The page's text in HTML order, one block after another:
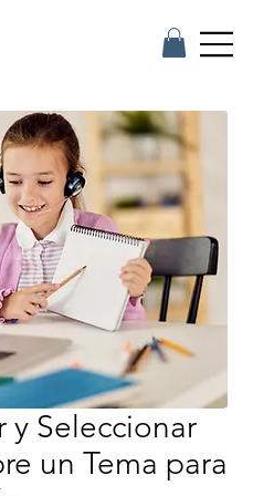
y Seleccionar
un Tema para